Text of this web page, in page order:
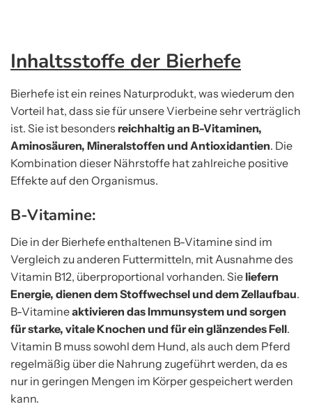
Inhaltsstoffe der Bierhefe
Bierhefe ist ein reines Naturprodukt, was wiederum den
Vorteil hat, dass sie für unsere Vierbeine sehr verträglich
ist. Sie ist besonders reichhaltig an B-Vitaminen,
Aminosäuren, Mineralstoffen und Antioxidantien. Die
Kombination dieser Nährstoffe hat zahlreiche positive
Effekte auf den Organismus.
B-Vitamine:
Die in der Bierhefe enthaltenen B-Vitamine sind im
Vergleich zu anderen Futtermitteln, mit Ausnahme des
Vitamin B12, überproportional vorhanden. Sie liefern
Energie, dienen dem Stoffwechsel und dem Zellaufbau.
B-Vitamineaktivieren das Immunsystem und sorgen
für starke, vitale Knochen und für ein glänzendes Fell.
Vitamin B muss sowohl dem Hund, als auch dem Pferd
regelmäßig über die Nahrung zugeführt werden, da es
nur in geringen Mengen im Körper gespeichert werden
kann.